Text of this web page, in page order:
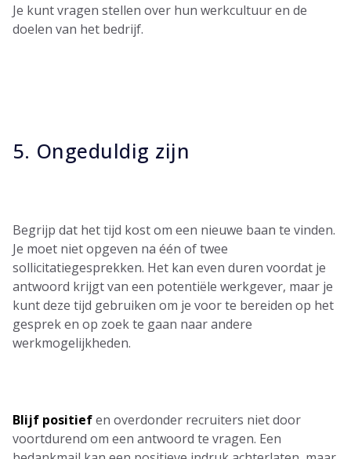
Je kunt vragen stellen over hun werkcultuur en de
doelen van het bedrijf.
5. Ongeduldig zijn
Begrijp dat het tijd kost om een nieuwe baan te vinden.
Je moet niet opgeven na één of twee
sollicitatiegesprekken. Het kan even duren voordat je
antwoord krijgt van een potentiële werkgever, maar je
kunt deze tijd gebruiken om je voor te bereiden op het
gesprek en op zoek te gaan naar andere
werkmogelijkheden.
Blijf positiefen overdonder recruiters niet door
voortdurend om een antwoord te vragen. Een